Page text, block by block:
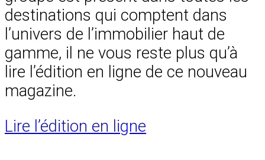
destinations qui comptent dans
l’univers de l’immobilier haut de
gamme, il ne vous reste plus qu’à
lire l’édition en ligne de ce nouveau
magazine.
Lire l’édition en ligne